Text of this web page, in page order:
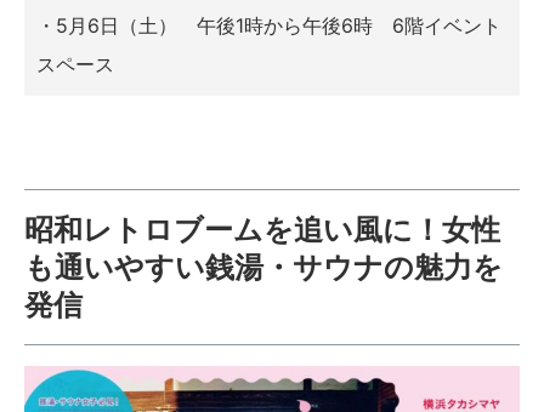
・5月6日（土） 午後1時から午後6時 6階イベント
スペース
昭和レトロブームを追い風に！女性
も通いやすい銭湯・サウナの魅力を
発信